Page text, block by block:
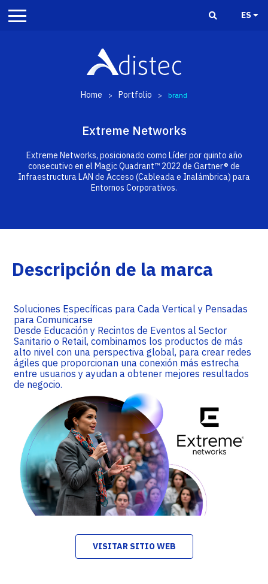
ES
Home > Portfolio > brand
Extreme Networks
Extreme Networks, posicionado como Líder por quinto año
consecutivo en el Magic Quadrant™ 2022 de Gartner® de
Infraestructura LAN de Acceso (Cableada e Inalámbrica) para
Entornos Corporativos.
Descripción de la marca
Soluciones Específicas para Cada Vertical y Pensadas
para Comunicarse
Desde Educación y Recintos de Eventos al Sector
Sanitario o Retail, combinamos los productos de más
alto nivel con una perspectiva global, para crear redes
ágiles que proporcionan una conexión más estrecha
entre usuarios y ayudan a obtener mejores resultados
de negocio.
VISITAR SITIO WEB